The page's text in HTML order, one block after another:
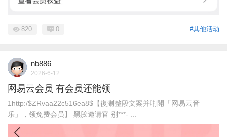
#其他活动
820 0
nb886
2026-6-12
网易云会员 有会员还能领
1http:/$ZRvaa22c516ea8$【復淛整段文案并咑閞「网易云音
乐」，领免费会员】 黑胶邀请官 别***- ...